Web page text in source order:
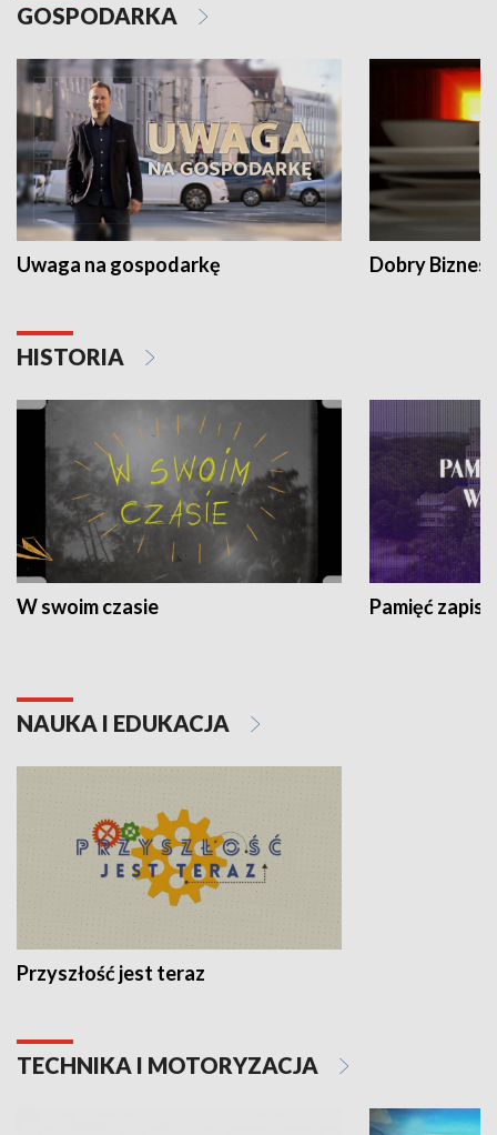
GOSPODARKA
Uwaga na gospodarkę Dobry Biznes
HISTORIA
W swoim czasie Pamięć
NAUKA I EDUKACJA
Przyszłość jest teraz
TECHNIKA I MOTORYZACJA